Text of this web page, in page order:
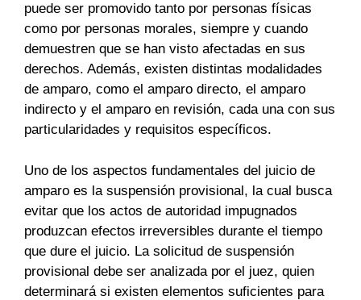
puede ser promovido tanto por personas físicas
como por personas morales, siempre y cuando
demuestren que se han visto afectadas en sus
derechos. Además, existen distintas modalidades
de amparo, como el amparo directo, el amparo
indirecto y el amparo en revisión, cada una con sus
particularidades y requisitos específicos.
Uno de los aspectos fundamentales del juicio de
amparo es la suspensión provisional, la cual busca
evitar que los actos de autoridad impugnados
produzcan efectos irreversibles durante el tiempo
que dure el juicio. La solicitud de suspensión
provisional debe ser analizada por el juez, quien
determinará si existen elementos suficientes para